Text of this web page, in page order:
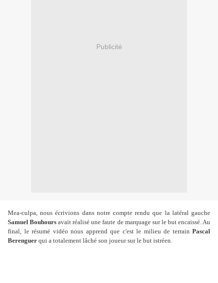
Publicité
Mea-culpa, nous écrivions dans notre compte rendu que la latéral gauche
Samuel Bouhours avait réalisé une faute de marquage sur le but encaissé. Au
final, le résumé vidéo nous apprend que c'est le milieu de terrain Pascal
Berenguer qui a totalement lâché son joueur sur le but istréen.